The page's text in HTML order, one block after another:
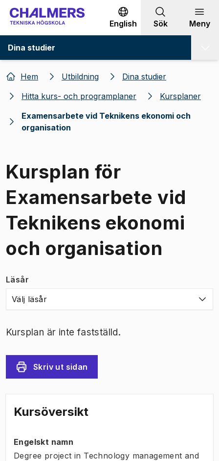
Gå till innehållet
English Sök Meny
Dina studier
Hem Utbildning
Dina studier
Hitta kurs- och programplaner
Kursplaner
Examensarbete vid Teknikens ekonomi och
organisation
Kursplan för
Examensarbete vid
Teknikens ekonomi
och organisation
Läsår
Välj läsår
Kursplan är inte fastställd.
Skriv ut sidan
Kursöversikt
Engelskt namn
Degree project in Technology management and